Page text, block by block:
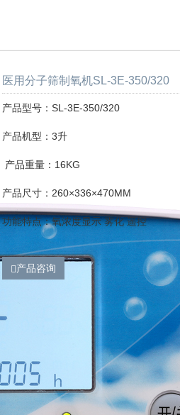
医用分子筛制氧机SL-3E-350/320
产品型号：SL-3E-350/320
产品机型：3升
产品重量：16KG
产品尺寸：260×336×470MM
功能特点：氧浓度显示 雾化 遥控
产品咨询